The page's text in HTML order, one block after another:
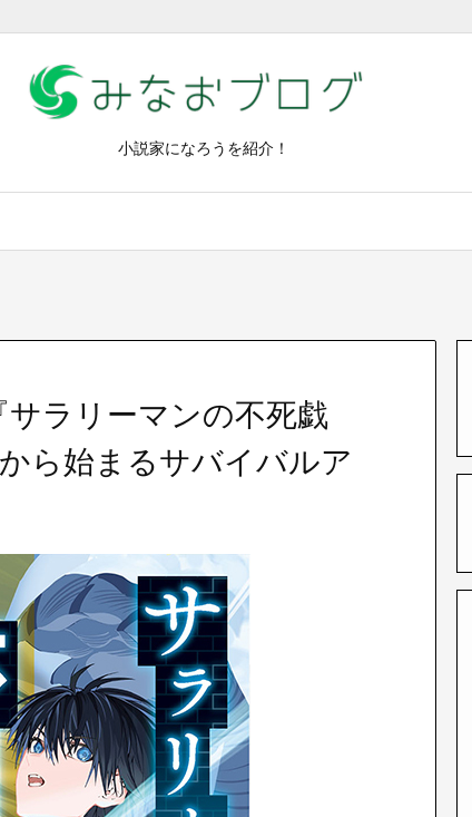
小説家になろうを紹介！
サラリーマンの不死戯
ら始まるサバイバルア